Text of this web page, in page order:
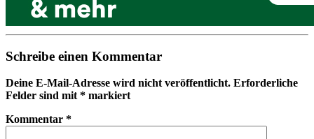
Schreibe einen Kommentar
Deine E-Mail-Adresse wird nicht veröffentlicht. Erforderliche
Felder sind mit* markiert
Kommentar *